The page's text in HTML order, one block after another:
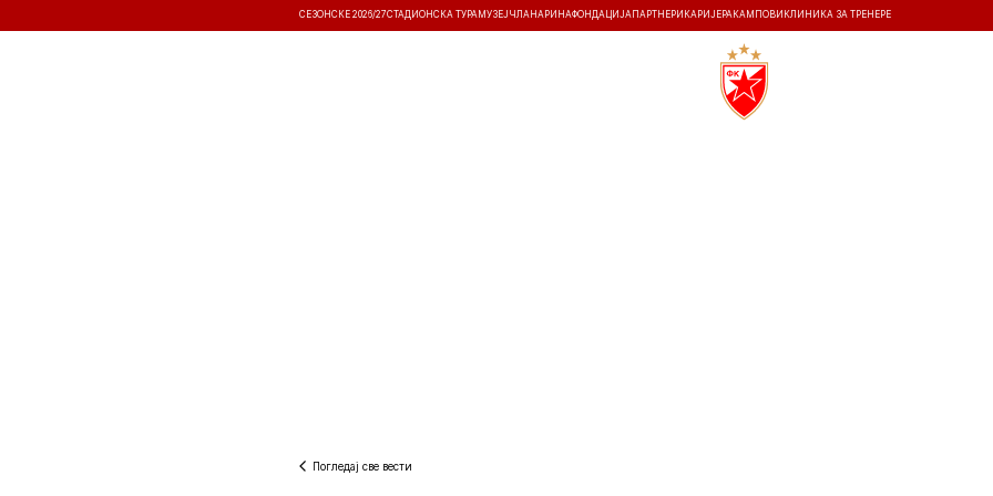
СЕЗОНСКЕ 2026/27СТАДИОНСКА ТУРА МУЗЕЈ ЧЛАНАРИНАФОНДАЦИЈА ПАРТНЕРИ КАРИЈЕРА КАМПОВИ КЛИНИКА ЗА ТРЕНЕРЕ
Погледај све вести